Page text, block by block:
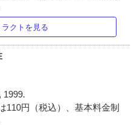
クトを見る
1999.
110円（税込）、基本料金制